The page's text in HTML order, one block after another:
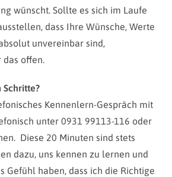
wünscht. Sollte es sich im Laufe
dass Ihre Wünsche, Werte
unvereinbar sind,
das offen.
Schritte?
Kennenlern-Gespräch mit
unter 0931 99113-116 oder
Diese 20 Minuten sind stets
dazu, uns kennen zu lernen und
Gefühl haben, dass ich die Richtige